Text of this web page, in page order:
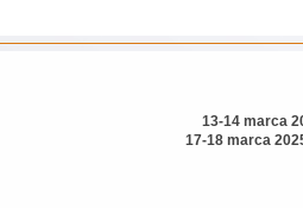
13-14 marca
17-18 marca